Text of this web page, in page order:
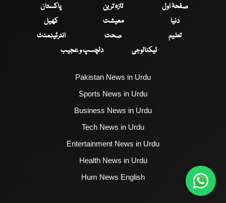
صفحۂ اول تازہ ترین
پاکستان
دنیا
معیشت
کھیل
تعلیم
صحت
انٹرٹینمنٹ
ٹیکنالوجی
دلچسپ و عجیب
Pakistan News in Urdu
Sports News in Urdu
Business News in Urdu
Tech News in Urdu
Entertainment News in Urdu
Health News in Urdu
Hum News English